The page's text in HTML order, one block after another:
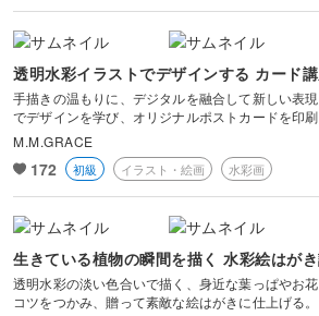
透明水彩イラストでデザインする カード
手描きの温もりに、デジタルを融合して新しい表
でデザインを学び、オリジナルポストカードを印刷
M.M.GRACE
172 初級 イラスト・絵画 水彩画
生きている植物の瞬間を描く 水彩絵はが
透明水彩の淡い色合いで描く、身近な葉っぱやお
コツをつかみ、贈って素敵な絵はがきに仕上げる。